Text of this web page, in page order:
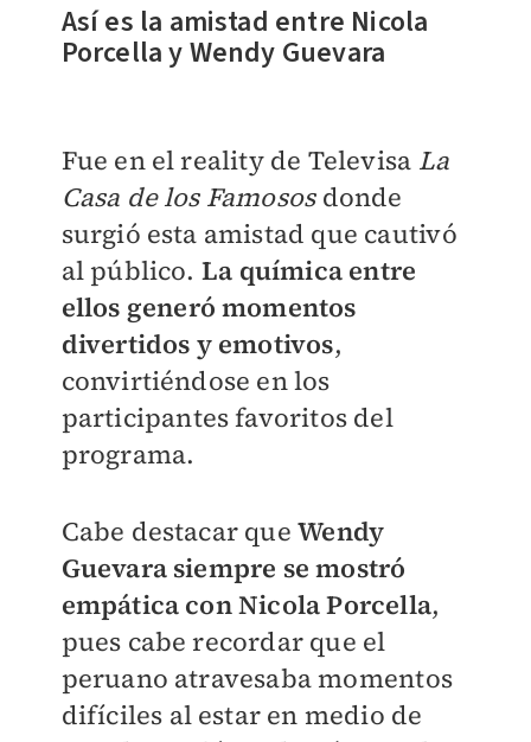
Así es la amistad entre Nicola
Porcella y Wendy Guevara
Fue en el reality de Televisa La
Casa de los Famososdonde
surgió esta amistad que cautivó
al público. La química entre
ellos generó momentos
divertidos y emotivos,
convirtiéndose en los
participantes favoritos del
programa.
Cabe destacar queWendy
Guevara siempre se mostró
empática con Nicola Porcella,
pues cabe recordar que el
peruano atravesaba momentos
difíciles al estar en medio de